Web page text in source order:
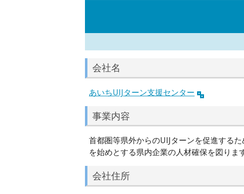
会社名
あいちUIJターン支援センター
事業内容
首都圏等県外からのUIJターンを促進する
を始めとする県内企業の人材確保を図ります
会社住所